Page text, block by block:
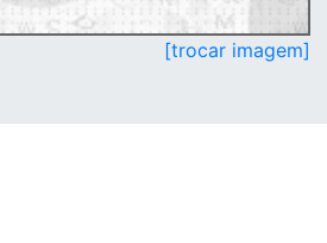
[trocar imagem]